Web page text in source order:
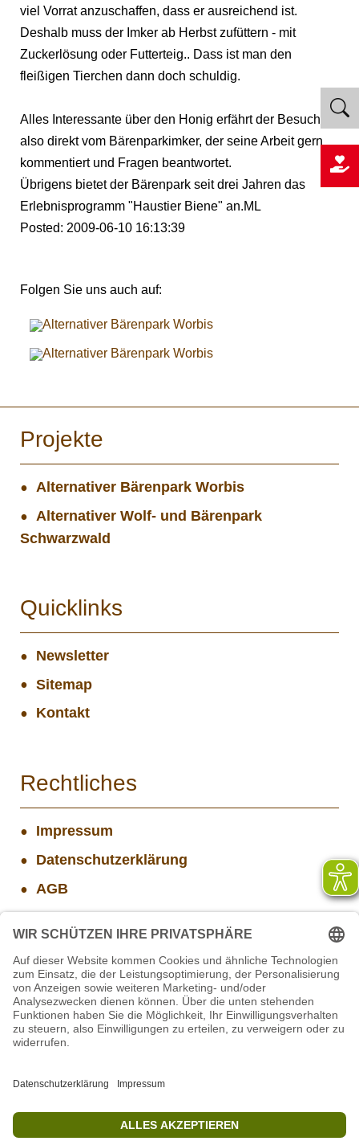
viel Vorrat anzuschaffen, dass er ausreichend ist.
Deshalb muss der Imker ab Herbst zufüttern - mit
Zuckerlösung oder Futterteig.. Dass ist man den
fleißigen Tierchen dann doch schuldig.
Alles Interessante über den Honig erfährt der Besucher
also direkt vom Bärenparkimker, der seine Arbeit gern
kommentiert und Fragen beantwortet.
Übrigens bietet der Bärenpark seit drei Jahren das
Erlebnisprogramm "Haustier Biene" an.ML
Posted: 2009-06-10 16:13:39
Folgen Sie uns auch auf:
Projekte
Alternativer Bärenpark Worbis
Alternativer Wolf- und Bärenpark
Schwarzwald
Quicklinks
Newsletter
Sitemap
Kontakt
Rechtliches
Impressum
Datenschutzerklärung
AGB
Widerrufsbelehrung
Aktuelle Stellenangebote
Geschäftsführung (w/m/d)
Mitarbeiter(w/m/d) Imbiss - Betrieb im Projekt